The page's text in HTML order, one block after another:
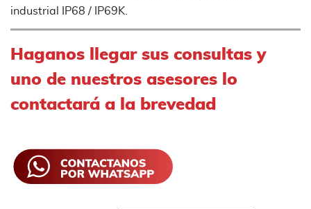
industrial IP68 / IP69K.
Haganos llegar sus consultas y
uno de nuestros asesores lo
contactará a la brevedad